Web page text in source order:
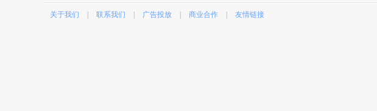
关于我们 联系我们 广告投放 商业合作 友情链接